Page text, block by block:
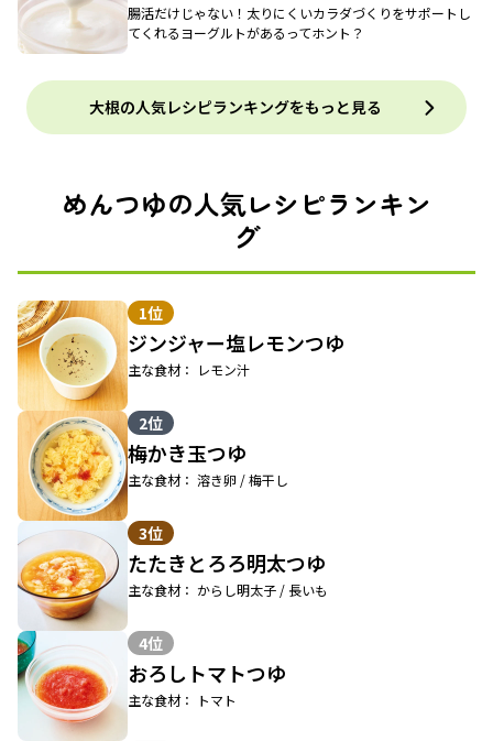
腸活だけじゃない！太りにくいカラダづくりをサポートし
てくれるヨーグルトがあるってホント？
大根の人気レシピランキングをもっと見る
めんつゆの人気レシピランキン
グ
1位
ジンジャー塩レモンつゆ
主な食材： レモン汁
2位
梅かき玉つゆ
主な食材： 溶き卵 / 梅干し
3位
たたきとろろ明太つゆ
主な食材： からし明太子 / 長いも
4位
おろしトマトつゆ
主な食材： トマト